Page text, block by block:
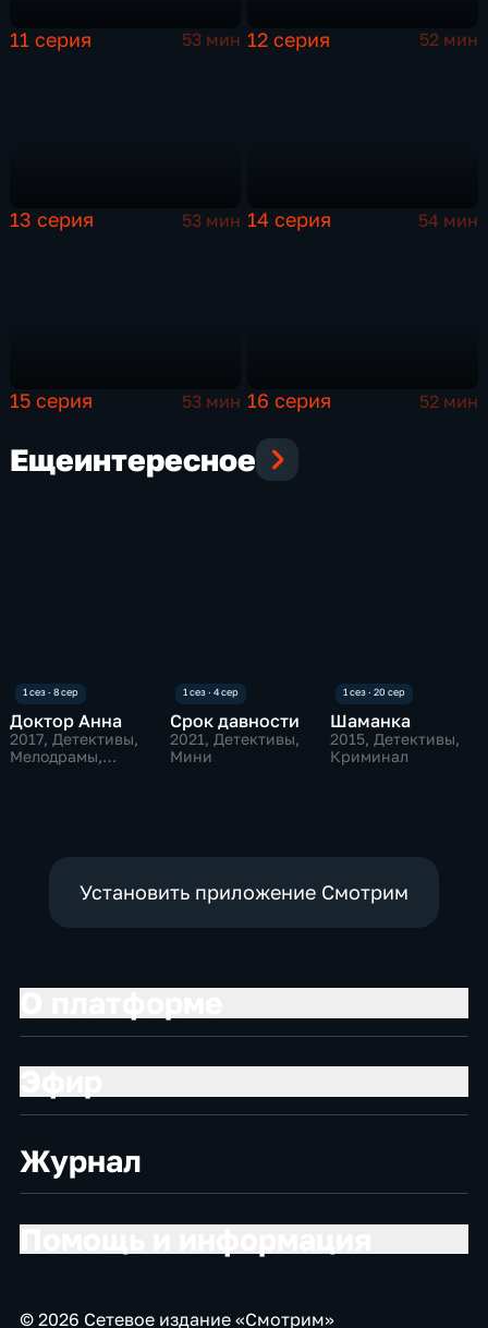
11 серия 53 мин 12 серия 52 мин
13 серия 53 мин 14 серия 54 мин
15 серия 53 мин 16 серия 52 мин
Ещеинтересное
Доктор Анна
2017, Детективы,
Мелодрамы,
Срок давности
2021, Детективы,
Мини
Шаманка
2015, Детективы,
Криминал
Установить приложение Смотрим
Журнал
© 2026 Сетевое издание «Смотрим»